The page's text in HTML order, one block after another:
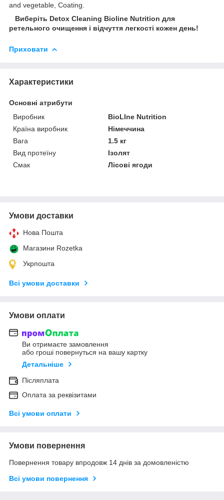
and vegetable, Coating.
Виберіть Detox Cleaning Bioline Nutrition для
ретельного очищення і відчуття легкості кожен день!
Приховати
Характеристики
Основні атрибути
Виробник
BioLIne Nutrition
Країна виробник
Німеччина
Вага
1.5 кг
Вид протеїну
Ізолят
Смак
Лісові ягоди
Умови доставки
Нова Пошта
Магазини Rozetka
Укрпошта
Всі умови доставки
Умови оплати
Ви отримаєте замовлення
або гроші повернуться на вашу картку
Детальніше
Післяплата
Оплата за реквізитами
Всі умови оплати
Умови повернення
Повернення товару впродовж 14 днів за домовленістю
Всі умови повернення